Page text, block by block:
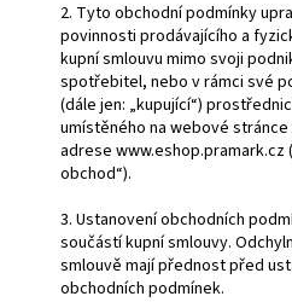
2. Tyto obchodní podmínky
povinnosti prodávajícího a
kupní smlouvu mimo svoji
spotřebitel, nebo v rámci své
(dále jen: „kupující“)
umístěného na webové
adrese
obchod“).
3. Ustanovení obchodních
součástí kupní smlouvy.
smlouvě mají přednost před
obchodních podmínek.